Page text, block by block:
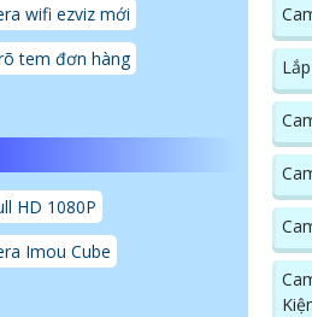
wifi ezviz mới
tem đơn hàng
HD 1080P
Imou Cube